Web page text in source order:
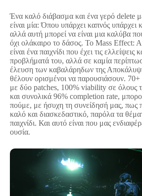
Ένα καλό διάβασμα και ένα γερό delete
είναι μία: Όπου υπάρχει καπνός υπάρχει
αλλά αυτή μπορεί να είναι μια καλύβα
όχι ολάκαιρο το δάσος. Το Mass Effect:
είναι ένα παιχνίδι που έχει τις ελλείψεις
προβλήματά του, αλλά σε καμία
έλευση των καβαλάρηδων της
θέλουν ορισμένοι να παρουσιάσουν.
με δύο patches, 100% viability σε όλους
και συνολικά 96% completion rate,
πούμε, με ήσυχη τη συνείδησή μας, πως
καλό και διασκεδαστικό, παρόλα τα
παιχνίδι. Και αυτό είναι που μας
ουσία.